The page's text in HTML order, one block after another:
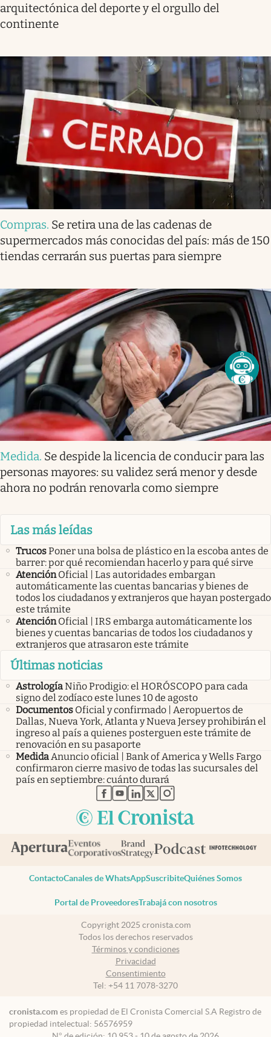
arquitectónica del deporte y el orgullo del
continente
Compras. Se retira una de las cadenas de
supermercados más conocidas del país: más de 150
tiendas cerrarán sus puertas para siempre
Medida. Se despide la licencia de conducir para las
personas mayores: su validez será menor y desde
ahora no podrán renovarla como siempre
Las más leídas
TrucosPoner una bolsa de plástico en la escoba antes de
barrer: por qué recomiendan hacerlo y para qué sirve
Atención Oficial | Las autoridades embargan
automáticamente las cuentas bancarias y bienes de
todos los ciudadanos y extranjeros que hayan postergado
este trámite
Atención Oficial | IRS embarga automáticamente los
bienes y cuentas bancarias de todos los ciudadanos y
extranjeros que atrasaron este trámite
Últimas noticias
AstrologíaNiño Prodigio: el HORÓSCOPO para cada
signo del zodíaco este lunes 10 de agosto
Documentos Oficial y confirmado | Aeropuertos de
Dallas, Nueva York, Atlanta y Nueva Jersey prohibirán el
ingreso al país a quienes posterguen este trámite de
renovación en su pasaporte
MedidaAnuncio oficial | Bank of America y Wells Fargo
confirmaron cierre masivo de todas las sucursales del
país en septiembre: cuánto durará
abre en nueva pestaña
abre en nueva pestaña
abre en nueva pestaña
abre en nueva pestaña
abre en nueva pestaña
ContactoCanales de WhatsAppSuscribiteQuiénes Somos
Portal de ProveedoresTrabajá con nosotros
Copyright 2025 cronista.com
Todos los derechos reservados
Términos y condiciones
Privacidad
Consentimiento
Tel: +54 11 7078-3270
cronista.com es propiedad de El Cronista Comercial S.A Registro de
propiedad intelectual: 56576959